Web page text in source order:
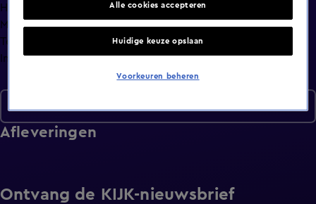
Hoe is het nu met?
Macdate met Nick Eshuis
Terugblik
Info
Afleveringen
Ontvang de KIJK-nieuwsbrief
Alle cookies accepteren
Huidige keuze opslaan
Voorkeuren beheren